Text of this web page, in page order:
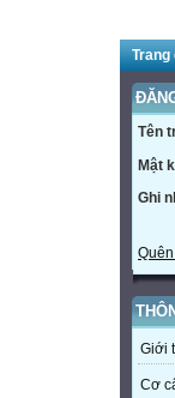
Trang
Tên
Mật
Ghi
Giới
Cơ